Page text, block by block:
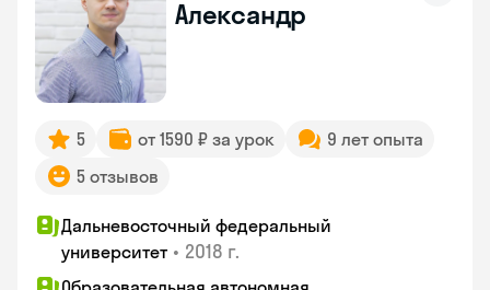
Александр
5 от 1590 ₽ за урок
9 лет опыта
5 отзывов
Дальневосточный федеральный
университет • 2018 г.